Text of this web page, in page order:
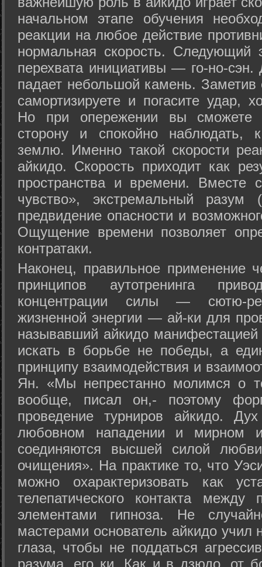
начальном этапе обучения
реакции на любое действие
нормальная скорость.
перехвата инициативы — го-но-
падает небольшой камень.
самортизируете и погасите удар,
Но при опережении вы сможете
сторону и спокойно наблюдать,
землю. Именно такой скорости
айкидо. Скорость приходит как
пространства и времени. Вместе
чувство», экстремальный разум
предвидение опасности и
Ощущение времени позволяет
контратаки.
Наконец, правильное применение
принципов аутотренинга
концентрации силы — сютю-
жизненной энергии — ай-ки для
называвший айкидо
искать в борьбе не победы, а
принципу взаимодействия и
Ян. «Мы непрестанно молимся о
вообще, писал он,- поэтому
проведение турниров айкидо.
любовном нападении и мирном
соединяются высшей силой
очищения». На практике то, что
можно охарактеризовать как
телепатического контакта между
элементами гипноза. Не
мастерами основатель айкидо учил
глаза, чтобы не поддаться
разума, его ки. Как и в дзюдо, от